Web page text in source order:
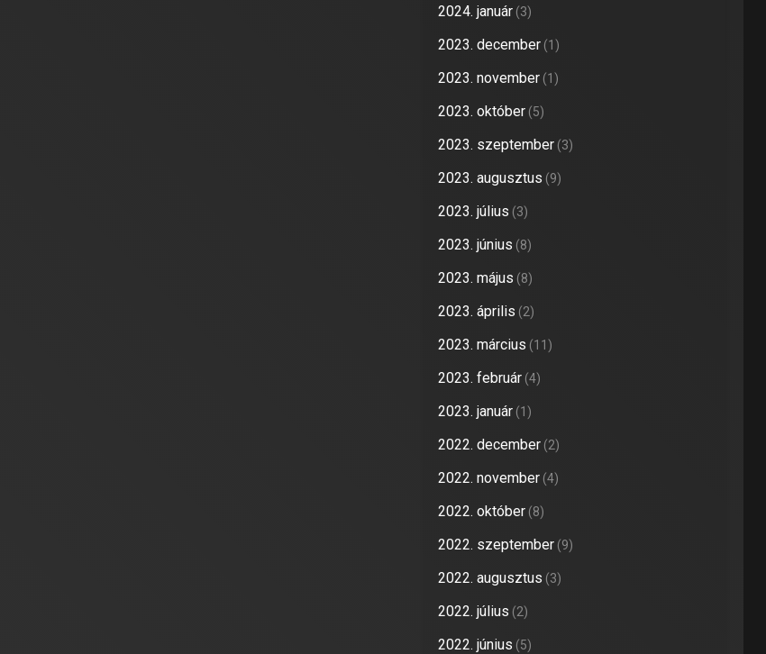
2024. január(3)
2023. december(1)
2023. november(1)
2023. október(5)
2023. szeptember(3)
2023. augusztus (9)
2023. július (3)
2023. június (8)
2023. május (8)
2023. április (2)
2023. március (11)
2023. február(4)
2023. január(1)
2022. december(2)
2022. november(4)
2022. október(8)
2022. szeptember(9)
2022. augusztus (3)
2022. július (2)
2022. június (5)